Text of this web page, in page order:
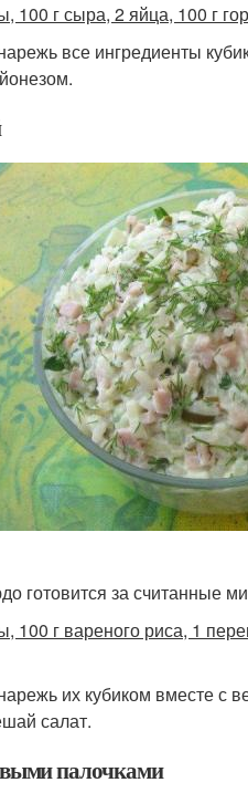
100 г сыра, 2 яйца, 100 г
все ингредиенты
готовится за считанные
100 г вареного риса, 1
их кубиком вместе с
салат.
палочками